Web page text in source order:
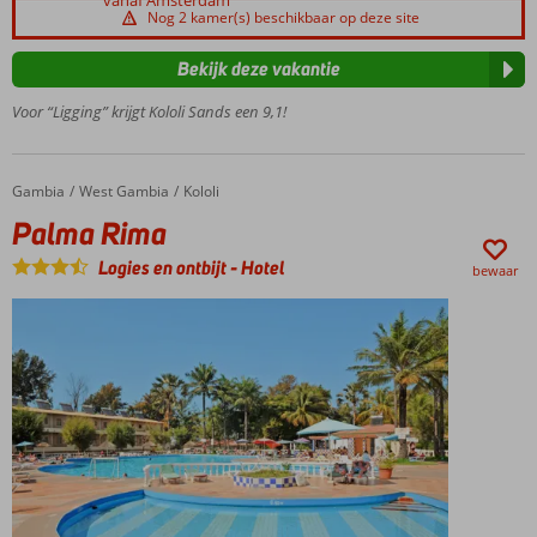
strand
Stijlvolle
studio's en
appartementen
Prachtig
loopafstand
Je kunt
ook
Nog 2 kamer(s) beschikbaar op deze site
Voor “Ligging” krijgt Kololi Sands een 9,1!
Bekijk deze vakantie
Home
Gambia West Gambia Kololi
Palma Rima
Palma Rima
Logies en ontbijt-Hotel bewaar